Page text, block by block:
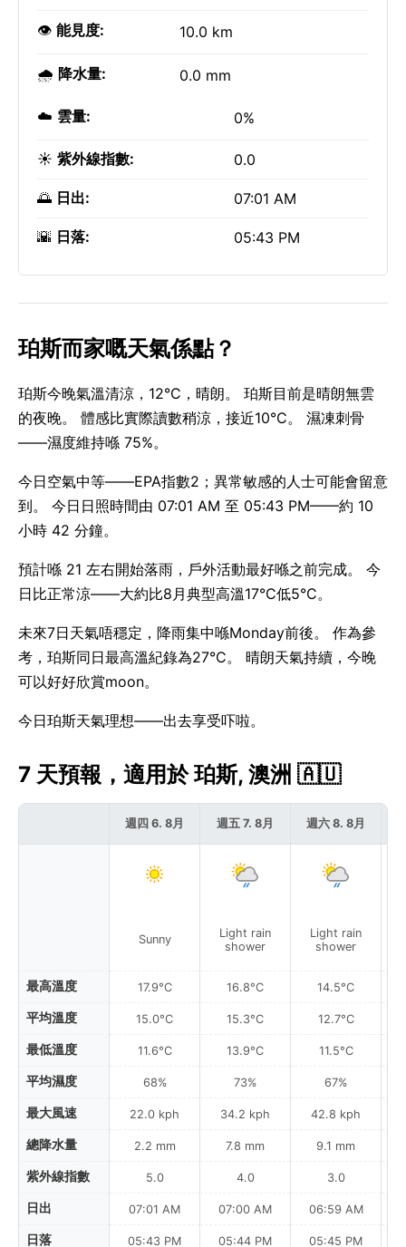
👁️ 能見度: 10.0 km
🌧️ 降水量: 0.0 mm
☁️ 雲量: 0%
☀️ 紫外線指數: 0.0
🌅 日出: 07:01 AM
🌇 日落: 05:43 PM
珀斯而家嘅天氣係點？
珀斯今晚氣溫清涼，12°C，晴朗。 珀斯目前是晴朗無雲
的夜晚。 體感比實際讀數稍涼，接近10°C。 濕凍刺骨
——濕度維持喺 75%。
今日空氣中等——EPA指數2；異常敏感的人士可能會留意
到。 今日日照時間由 07:01 AM 至 05:43 PM——約 10
小時 42 分鐘。
預計喺 21 左右開始落雨，戶外活動最好喺之前完成。 今
日比正常涼——大約比8月典型高溫17°C低5°C。
未來7日天氣唔穩定，降雨集中喺Monday前後。 作為參
考，珀斯同日最高溫紀錄為27°C。 晴朗天氣持續，今晚
可以好好欣賞moon。
今日珀斯天氣理想——出去享受吓啦。
7 天預報，適用於 珀斯, 澳洲 🇦🇺
最高溫度
平均溫度
最低溫度
平均濕度
最大風速
總降水量
紫外線指數
日出
日落
週四 6. 8月
Sunny
17.9°C
15.0°C
11.6°C
68%
22.0 kph
2.2 mm
5.0
07:01 AM
05:43 PM
週五 7. 8月
Light rain
shower
16.8°C
15.3°C
13.9°C
73%
34.2 kph
7.8 mm
4.0
07:00 AM
05:44 PM
週六 8. 8月
Light rain
shower
14.5°C
12.7°C
11.5°C
67%
42.8 kph
9.1 mm
3.0
06:59 AM
05:45 PM